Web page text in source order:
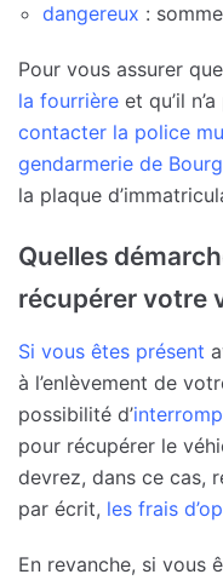
dangereux :
Pour vous assurer
la fourrière et qu’il
contacter la police
gendarmerie de
la plaque
Quelles
récupérer votre
Si vous êtes présent
à l’enlèvement de
possibilité d’
pour récupérer le
devrez, dans ce cas,
par écrit, les frais
En revanche, si vous